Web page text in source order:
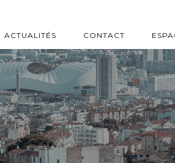
ACTUALITÉS CONTACT